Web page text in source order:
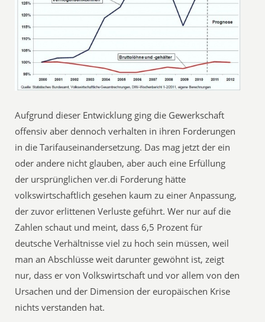
Aufgrund dieser Entwicklung ging die Gewerkschaft
offensiv aber dennoch verhalten in ihren Forderungen
in die Tarifauseinandersetzung. Das mag jetzt der ein
oder andere nicht glauben, aber auch eine Erfüllung
der ursprünglichen ver.di Forderung hätte
volkswirtschaftlich gesehen kaum zu einer Anpassung,
der zuvor erlittenen Verluste geführt. Wer nur auf die
Zahlen schaut und meint, dass 6,5 Prozent für
deutsche Verhältnisse viel zu hoch sein müssen, weil
man an Abschlüsse weit darunter gewöhnt ist, zeigt
nur, dass er von Volkswirtschaft und vor allem von den
Ursachen und der Dimension der europäischen Krise
nichts verstanden hat.